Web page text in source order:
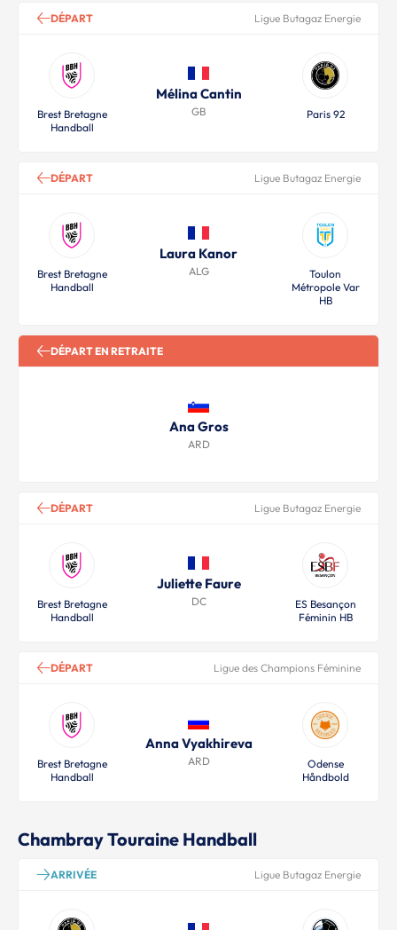
DÉPART Ligue Butagaz Energie
Brest Bretagne
Handball
Mélina Cantin
GB Paris 92
DÉPART Ligue Butagaz Energie
Brest Bretagne
Handball
Laura Kanor
ALG
Toulon
Métropole Var
HB
DÉPART EN RETRAITE
Ana Gros
ARD
DÉPART Ligue Butagaz Energie
Brest Bretagne
Handball
Juliette Faure
DC
ES Besançon
Féminin HB
DÉPART Ligue des Champions Féminine
Brest Bretagne
Handball
Anna Vyakhireva
ARD
Odense
Håndbold
Chambray Touraine Handball
ARRIVÉE Ligue Butagaz Energie